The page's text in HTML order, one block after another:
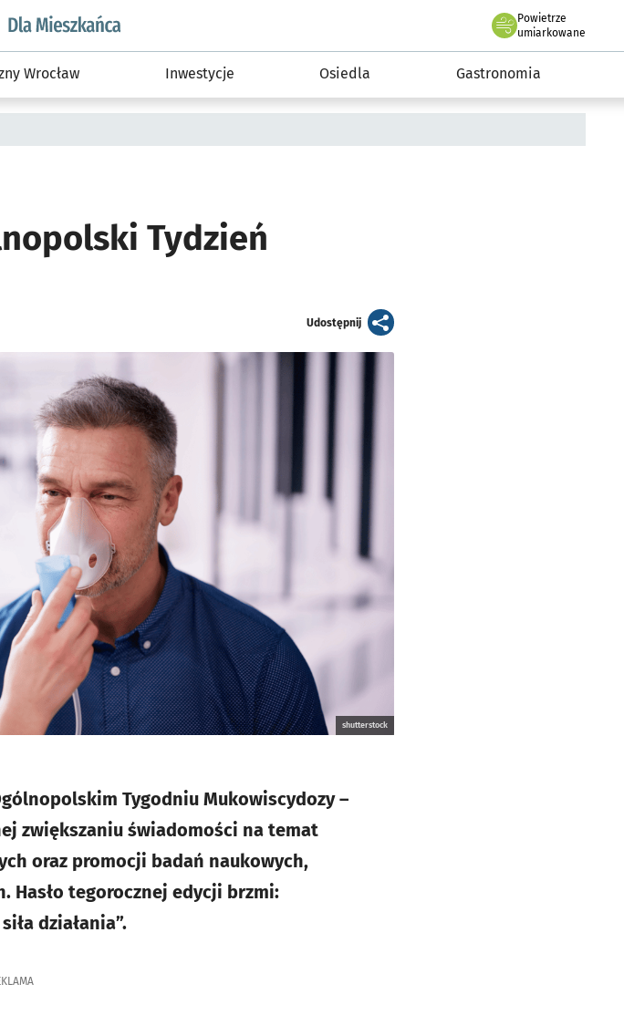
wroclaw.pl podserwis: Dla mieszkańca
Powietrze
we Wrocławiu
umiarkowane
Wrocław Inwestycje Osiedla Gastronomia
Tydzień
Udostępnijartykuł
shutterstock
Tygodniu Mukowiscydozy –
zwiększaniu świadomości na temat
oraz promocji badań naukowych,
Hasło tegorocznej edycji brzmi:
działania”.